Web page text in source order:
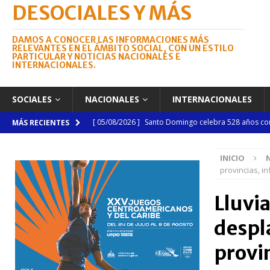
DESOCIALES Y MÁS
DAMOS A CONOCER LAS INFORMACIONES MÁS
RELEVANTES EN EL ÁMBITO SOCIAL, CON UN ESTILO
PARTICULAR Y NOTICIAS NACIONALES E
INTERNACIONALES.
SOCIALES NACIONALES INTERNACIONALES
MÁS RECIENTES [ 05/08/2026 ] Santo Domingo celebra 528 años
[ 04/08/2026 ] Código Penal reúne a periodistas
NACIONALES
[ 04/08/2026 ] Arritmia puede explicar por qué el
[ 04/08/2026 ] Amistad 2026 llevará atención
[ 04/08/2026 ]
Migración somete a la justicia a
NACIONALES
INICIO
provincias,